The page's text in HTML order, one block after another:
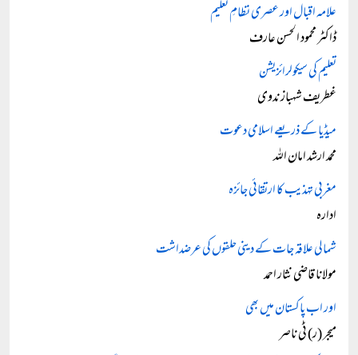
علامہ اقبال اور عصری نظامِ تعلیم
ڈاکٹر محمود الحسن عارف
تعلیم کی سیکولرائزیشن
غطریف شہباز ندوی
میڈیا کے ذریعے اسلامی دعوت
محمد ارشد امان اللہ
مغربی تہذیب کا ارتقائی جائزہ
ادارہ
شمالی علاقہ جات کے دینی حلقوں کی عرضداشت
مولانا قاضی نثار احمد
اور اب پاکستان میں بھی
میجر (ر) ٹی ناصر